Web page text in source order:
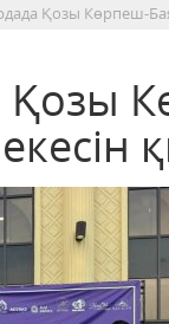
Қозы Көрпеш-